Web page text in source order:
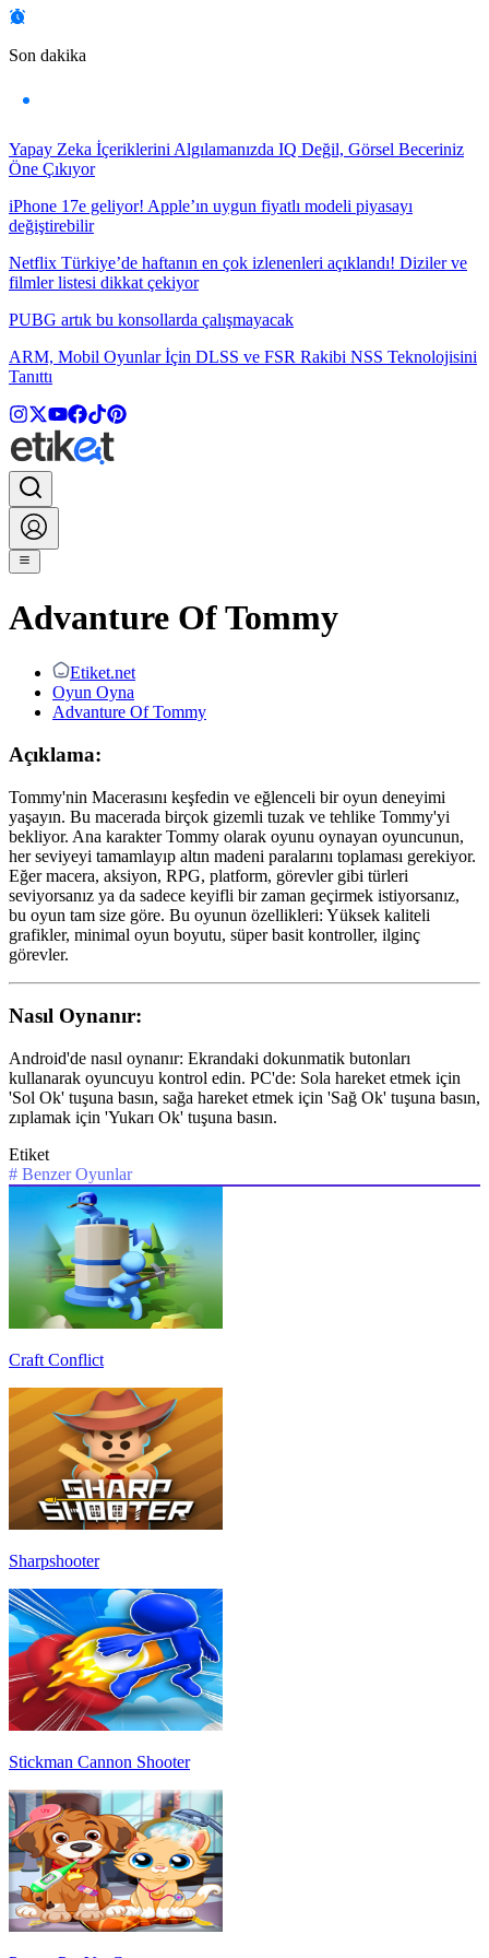
Son dakika
Yapay Zeka İçeriklerini Algılamanızda IQ Değil, Görsel Beceriniz
Öne Çıkıyor
iPhone 17e geliyor! Apple’ın uygun fiyatlı modeli piyasayı
değiştirebilir
Netflix Türkiye’de haftanın en çok izlenenleri açıklandı! Diziler ve
filmler listesi dikkat çekiyor
PUBG artık bu konsollarda çalışmayacak
ARM, Mobil Oyunlar İçin DLSS ve FSR Rakibi NSS Teknolojisini
Tanıttı
Advanture Of Tommy
Etiket.net
Oyun Oyna
Advanture Of Tommy
Açıklama:
Tommy'nin Macerasını keşfedin ve eğlenceli bir oyun deneyimi
yaşayın. Bu macerada birçok gizemli tuzak ve tehlike Tommy'yi
bekliyor. Ana karakter Tommy olarak oyunu oynayan oyuncunun,
her seviyeyi tamamlayıp altın madeni paralarını toplaması gerekiyor.
Eğer macera, aksiyon, RPG, platform, görevler gibi türleri
seviyorsanız ya da sadece keyifli bir zaman geçirmek istiyorsanız,
bu oyun tam size göre. Bu oyunun özellikleri: Yüksek kaliteli
grafikler, minimal oyun boyutu, süper basit kontroller, ilginç
görevler.
Nasıl Oynanır:
Android'de nasıl oynanır: Ekrandaki dokunmatik butonları
kullanarak oyuncuyu kontrol edin. PC'de: Sola hareket etmek için
'Sol Ok' tuşuna basın, sağa hareket etmek için 'Sağ Ok' tuşuna basın,
zıplamak için 'Yukarı Ok' tuşuna basın.
Etiket
# Benzer Oyunlar
Craft Conflict
Sharpshooter
Stickman Cannon Shooter